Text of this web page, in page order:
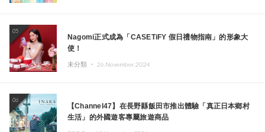
05
Nagomi正式成為「CASETiFY 假日禮物指南」的形象大
使！
未分類 ・ 26.November.2024
06
【Channel47】在長野縣飯田市推出體驗「真正日本鄉村
生活」的外國遊客專屬旅遊商品